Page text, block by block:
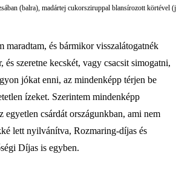
(balra), madártej cukorsziruppal blansírozott körtével
maradtam, és bármikor visszalátogatnék
szeretne kecskét, vagy csacsit simogatni,
jókat enni, az mindenképp térjen be
ízeket. Szerintem mindenképp
egyetlen csárdát országunkban, ami nem
lett nyilvánítva, Rozmaring-díjas és
Díjas is egyben.